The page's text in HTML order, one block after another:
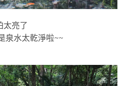
太亮了
泉水太乾淨啦~~